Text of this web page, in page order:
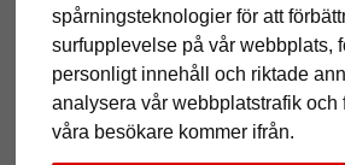
spårningsteknologier för att
surfupplevelse på vår webbplats,
personligt innehåll och riktade
analysera vår webbplatstrafik och
våra besökare kommer ifrån.